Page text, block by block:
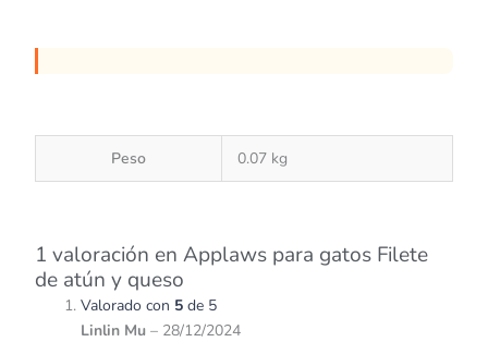
Peso 0.07 kg
1 valoración en Applaws para gatos Filete
de atún y queso
Valorado con 5 de 5
Linlin Mu – 28/12/2024